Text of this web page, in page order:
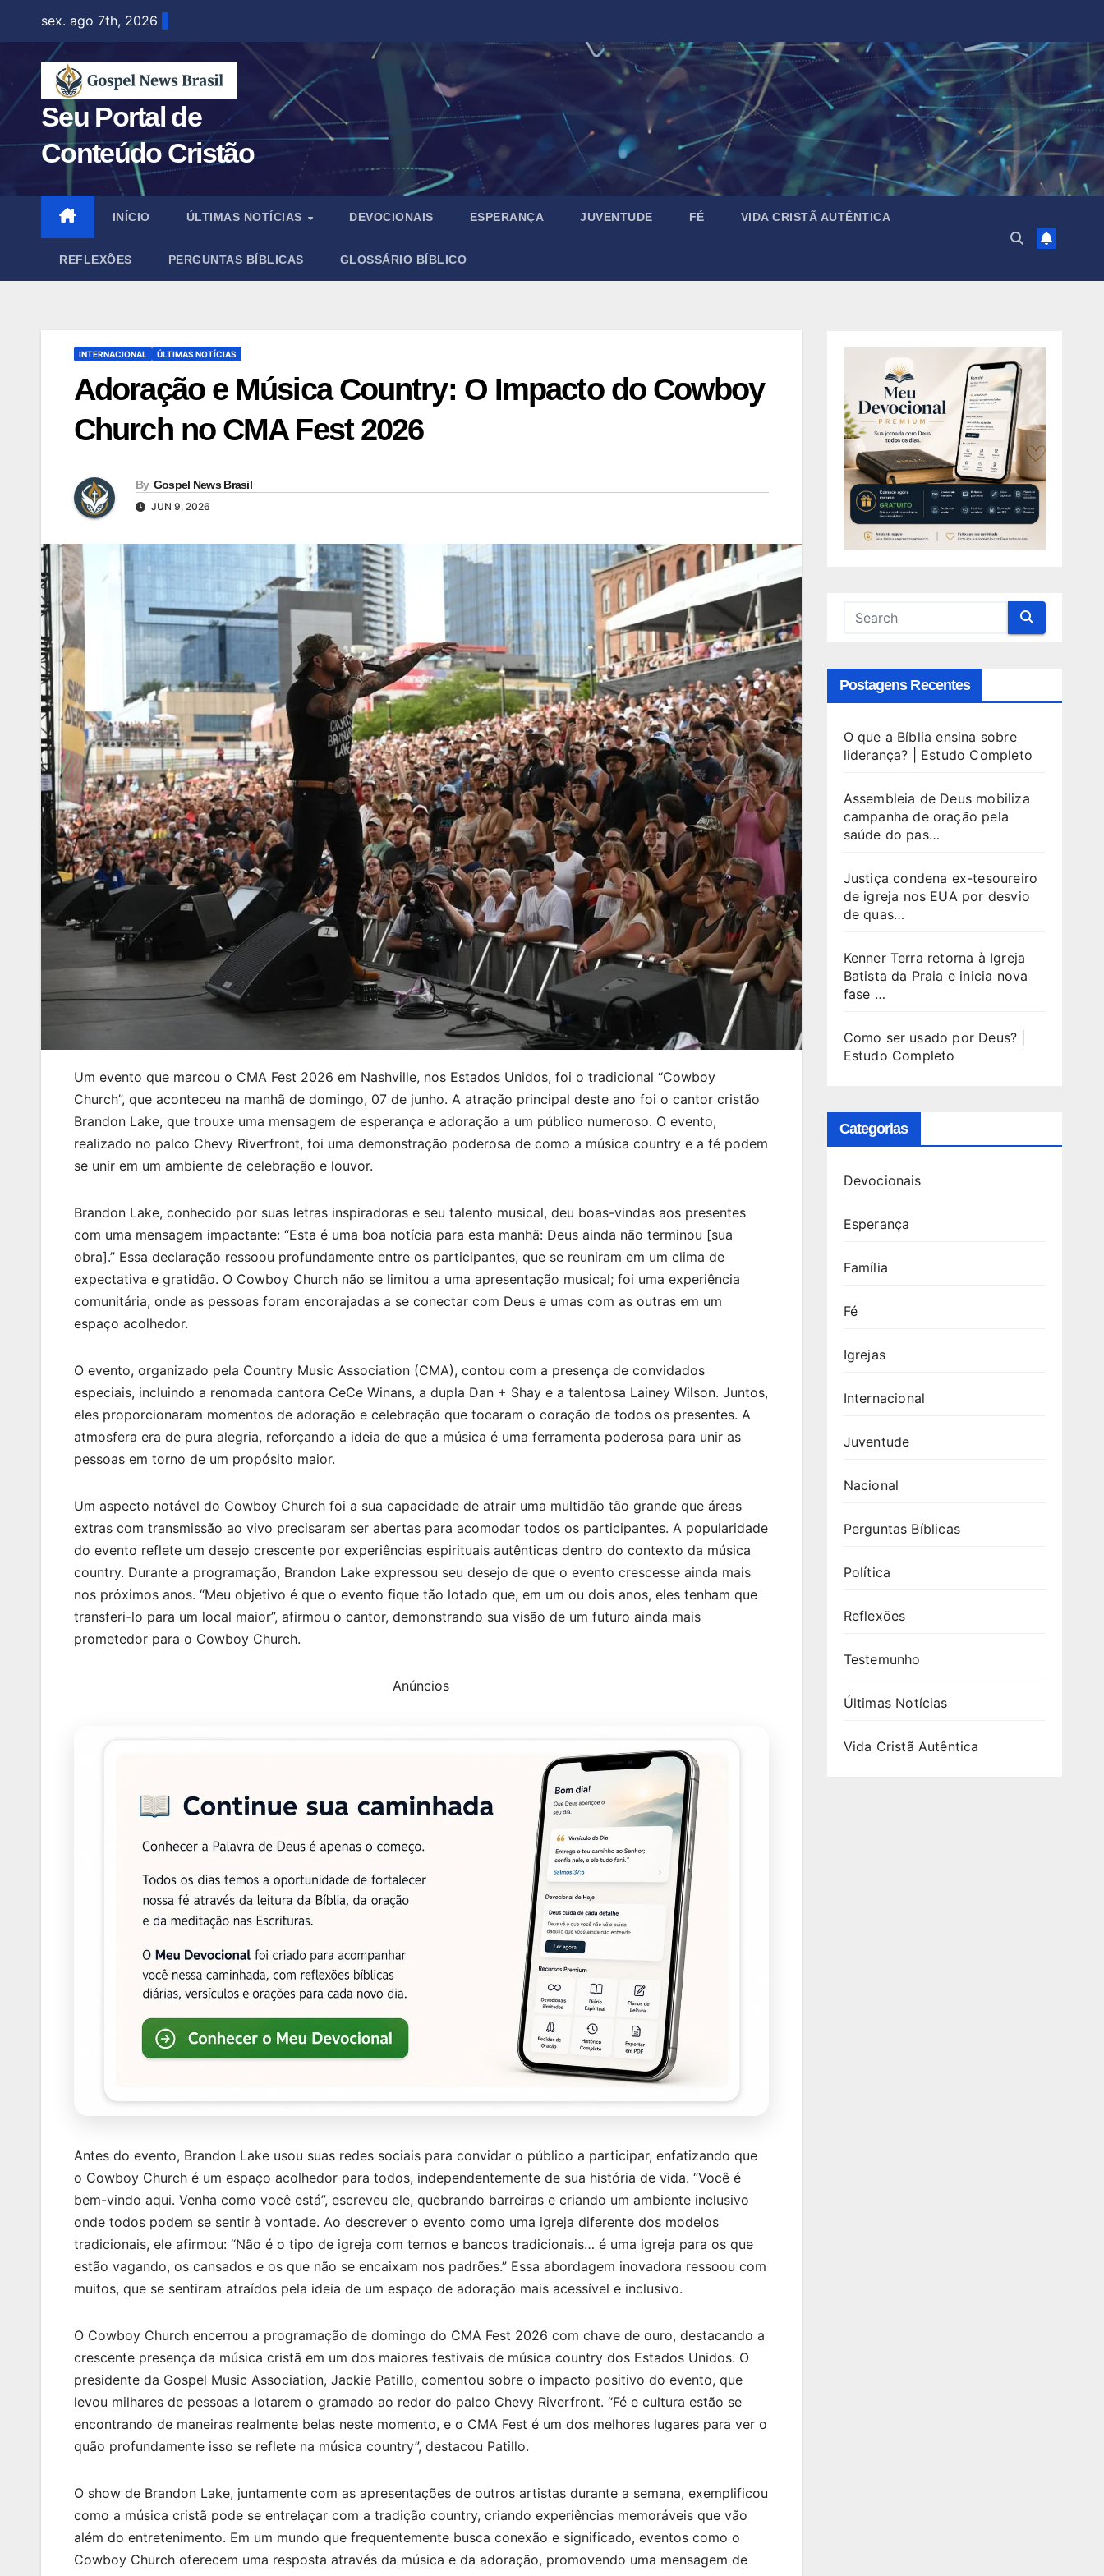
content
sex. ago 7th, 2026
Seu Portal de
Conteúdo Cristão
INÍCIO ÚLTIMAS NOTÍCIAS DEVOCIONAIS ESPERANÇA JUVENTUDE FÉ VIDA CRISTÃ AUTÊNTICA
REFLEXÕES PERGUNTAS BÍBLICAS GLOSSÁRIO BÍBLICO
INTERNACIONAL ÚLTIMAS NOTÍCIAS
Adoração e Música Country: O Impacto do Cowboy
Church no CMA Fest 2026
By Gospel News Brasil
JUN 9, 2026
Um evento que marcou o CMA Fest 2026 em Nashville, nos Estados Unidos, foi o tradicional “Cowboy
Church”, que aconteceu na manhã de domingo, 07 de junho. A atração principal deste ano foi o cantor cristão
Brandon Lake, que trouxe uma mensagem de esperança e adoração a um público numeroso. O evento,
realizado no palco Chevy Riverfront, foi uma demonstração poderosa de como a música country e a fé podem
se unir em um ambiente de celebração e louvor.
Brandon Lake, conhecido por suas letras inspiradoras e seu talento musical, deu boas-vindas aos presentes
com uma mensagem impactante: “Esta é uma boa notícia para esta manhã: Deus ainda não terminou [sua
obra].” Essa declaração ressoou profundamente entre os participantes, que se reuniram em um clima de
expectativa e gratidão. O Cowboy Church não se limitou a uma apresentação musical; foi uma experiência
comunitária, onde as pessoas foram encorajadas a se conectar com Deus e umas com as outras em um
espaço acolhedor.
O evento, organizado pela Country Music Association (CMA), contou com a presença de convidados
especiais, incluindo a renomada cantora CeCe Winans, a dupla Dan + Shay e a talentosa Lainey Wilson. Juntos,
eles proporcionaram momentos de adoração e celebração que tocaram o coração de todos os presentes. A
atmosfera era de pura alegria, reforçando a ideia de que a música é uma ferramenta poderosa para unir as
pessoas em torno de um propósito maior.
Um aspecto notável do Cowboy Church foi a sua capacidade de atrair uma multidão tão grande que áreas
extras com transmissão ao vivo precisaram ser abertas para acomodar todos os participantes. A popularidade
do evento reflete um desejo crescente por experiências espirituais autênticas dentro do contexto da música
country. Durante a programação, Brandon Lake expressou seu desejo de que o evento crescesse ainda mais
nos próximos anos. “Meu objetivo é que o evento fique tão lotado que, em um ou dois anos, eles tenham que
transferi-lo para um local maior”, afirmou o cantor, demonstrando sua visão de um futuro ainda mais
prometedor para o Cowboy Church.
Anúncios
Antes do evento, Brandon Lake usou suas redes sociais para convidar o público a participar, enfatizando que
o Cowboy Church é um espaço acolhedor para todos, independentemente de sua história de vida. “Você é
bem-vindo aqui. Venha como você está”, escreveu ele, quebrando barreiras e criando um ambiente inclusivo
onde todos podem se sentir à vontade. Ao descrever o evento como uma igreja diferente dos modelos
tradicionais, ele afirmou: “Não é o tipo de igreja com ternos e bancos tradicionais… é uma igreja para os que
estão vagando, os cansados e os que não se encaixam nos padrões.” Essa abordagem inovadora ressoou com
muitos, que se sentiram atraídos pela ideia de um espaço de adoração mais acessível e inclusivo.
O Cowboy Church encerrou a programação de domingo do CMA Fest 2026 com chave de ouro, destacando a
crescente presença da música cristã em um dos maiores festivais de música country dos Estados Unidos. O
presidente da Gospel Music Association, Jackie Patillo, comentou sobre o impacto positivo do evento, que
levou milhares de pessoas a lotarem o gramado ao redor do palco Chevy Riverfront. “Fé e cultura estão se
encontrando de maneiras realmente belas neste momento, e o CMA Fest é um dos melhores lugares para ver o
quão profundamente isso se reflete na música country”, destacou Patillo.
O show de Brandon Lake, juntamente com as apresentações de outros artistas durante a semana, exemplificou
como a música cristã pode se entrelaçar com a tradição country, criando experiências memoráveis que vão
além do entretenimento. Em um mundo que frequentemente busca conexão e significado, eventos como o
Cowboy Church oferecem uma resposta através da música e da adoração, promovendo uma mensagem de
Postagens Recentes
O que a Bíblia ensina sobre
liderança? | Estudo Completo
Assembleia de Deus mobiliza
campanha de oração pela
saúde do pas…
Justiça condena ex-tesoureiro
de igreja nos EUA por desvio
de quas…
Kenner Terra retorna à Igreja
Batista da Praia e inicia nova
fase …
Como ser usado por Deus? |
Estudo Completo
Categorias
Devocionais
Esperança
Família
Fé
Igrejas
Internacional
Juventude
Nacional
Perguntas Bíblicas
Política
Reflexões
Testemunho
Últimas Notícias
Vida Cristã Autêntica